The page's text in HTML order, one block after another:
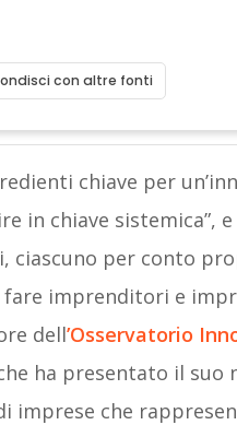
con altre fonti
chiave per
in chiave sistemica”,
ciascuno per conto
fare imprenditori e
dell’Osservatorio
ha presentato il
imprese che